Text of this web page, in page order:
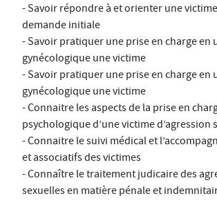
- Savoir répondre à et orienter une
demande initiale
- Savoir pratiquer une prise en charge en
gynécologique une victime
- Savoir pratiquer une prise en charge en
gynécologique une victime
- Connaitre les aspects de la prise en
psychologique d’une victime d’agression
- Connaitre le suivi médical et
et associatifs des victimes
- Connaître le traitement judicaire des
sexuelles en matière pénale et